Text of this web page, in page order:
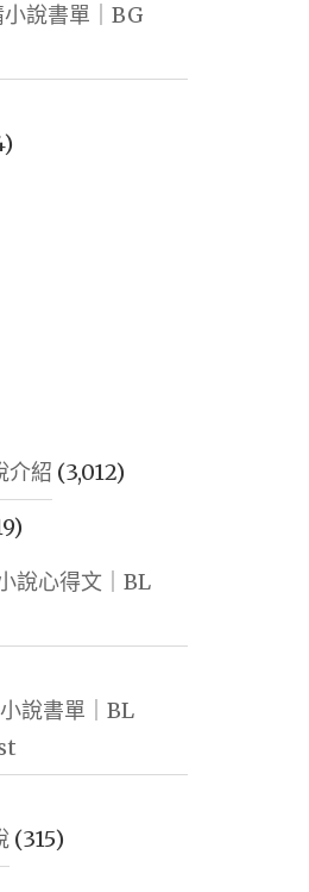
說書單｜BG
介紹 (3,012)
說心得文｜BL
說書單｜BL
(315)